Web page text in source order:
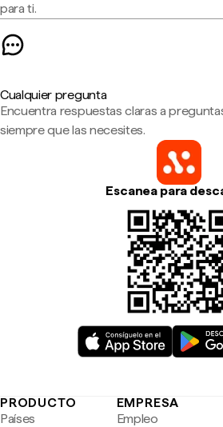
para ti.
Cualquier pregunta
Encuentra respuestas claras a
siempre que las necesites.
Escanea para
PRODUCTO
Países
EMPRESA
Empleo